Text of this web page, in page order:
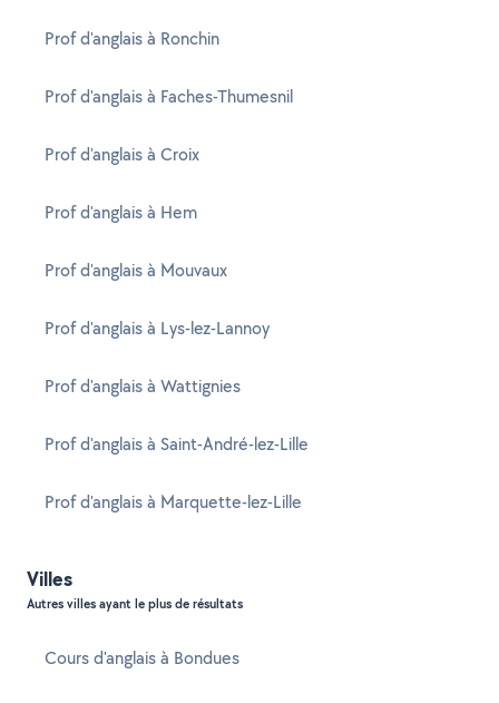
Prof d'anglais à Ronchin
Prof d'anglais à Faches-Thumesnil
Prof d'anglais à Croix
Prof d'anglais à Hem
Prof d'anglais à Mouvaux
Prof d'anglais à Lys-lez-Lannoy
Prof d'anglais à Wattignies
Prof d'anglais à Saint-André-lez-Lille
Prof d'anglais à Marquette-lez-Lille
Villes
Autres villes ayant le plus de résultats
Cours d'anglais à Bondues